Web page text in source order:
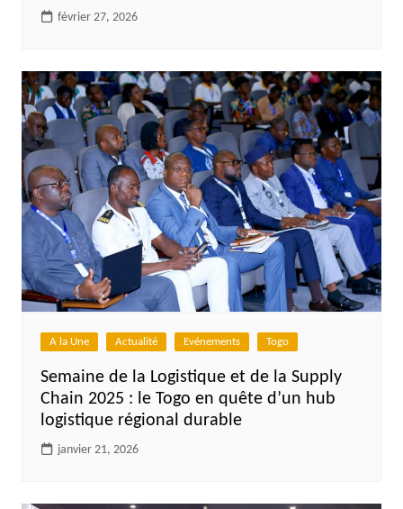
février 27, 2026
A la Une Actualité Evénements Togo
Semaine de la Logistique et de la Supply
Chain 2025 : le Togo en quête d’un hub
logistique régional durable
janvier 21, 2026